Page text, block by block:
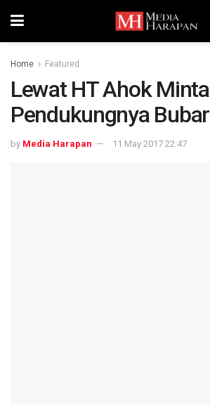
Home Featured
Lewat HT Ahok Minta
Pendukungnya Bubar
by Media Harapan 11 May 2017 22:47